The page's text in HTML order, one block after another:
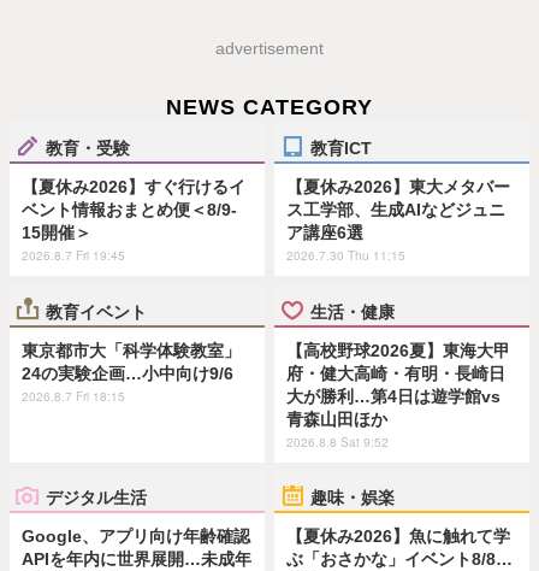
advertisement
NEWS CATEGORY
教育・受験
【夏休み2026】すぐ行けるイ
ベント情報おまとめ便＜8/9-
15開催＞
2026.8.7 Fri 19:45
教育ICT
【夏休み2026】東大メタバー
ス工学部、生成AIなどジュニ
ア講座6選
2026.7.30 Thu 11:15
教育イベント
東京都市大「科学体験教室」
24の実験企画…小中向け9/6
2026.8.7 Fri 18:15
生活・健康
【高校野球2026夏】東海大甲
府・健大高崎・有明・長崎日
大が勝利…第4日は遊学館vs
青森山田ほか
2026.8.8 Sat 9:52
デジタル生活
Google、アプリ向け年齢確認
APIを年内に世界展開…未成年
趣味・娯楽
【夏休み2026】魚に触れて学
ぶ「おさかな」イベント8/8…